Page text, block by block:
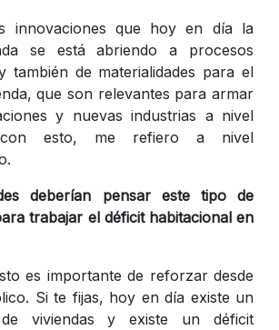
innovaciones que hoy en día la
se está abriendo a procesos
también de materialidades para el
que son relevantes para armar
y nuevas industrias a nivel
esto, me refiero a nivel
deberían pensar este tipo de
trabajar el déficit habitacional en
es importante de reforzar desde
Si te fijas, hoy en día existe un
viviendas y existe un déficit